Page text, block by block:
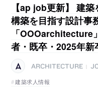
【ap job更新】 建
構築を目指す設計事
「OOOarchitecture
者・既卒・2025年新
ARCHITECTURE
建築求人情報